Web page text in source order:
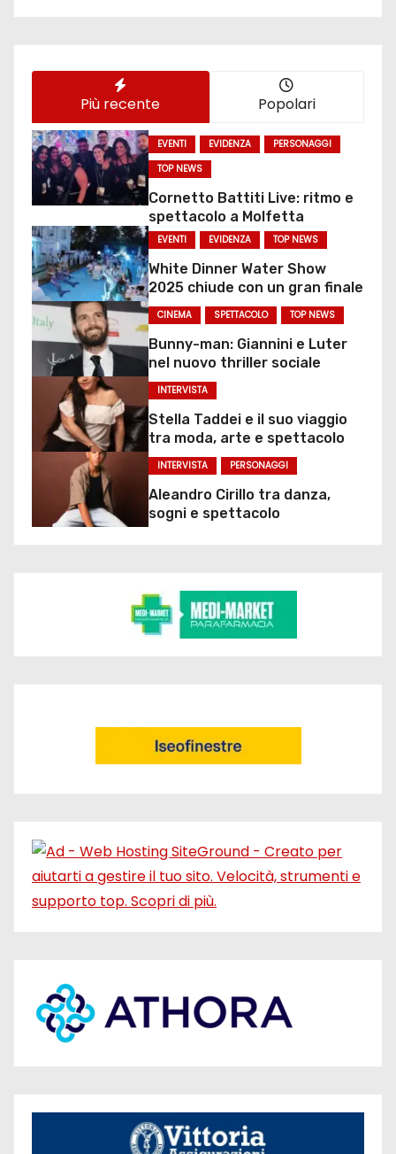
Più recente Popolari
EVENTI EVIDENZA
PERSONAGGI
TOP NEWS
Cornetto Battiti Live: ritmo e
spettacolo a Molfetta
EVENTI EVIDENZA TOP NEWS
White Dinner Water Show
2025 chiude con un gran finale
CINEMA SPETTACOLO TOP NEWS
Bunny-man: Giannini e Luter
nel nuovo thriller sociale
INTERVISTA
Stella Taddei e il suo viaggio
tra moda, arte e spettacolo
INTERVISTA PERSONAGGI
Aleandro Cirillo tra danza,
sogni e spettacolo